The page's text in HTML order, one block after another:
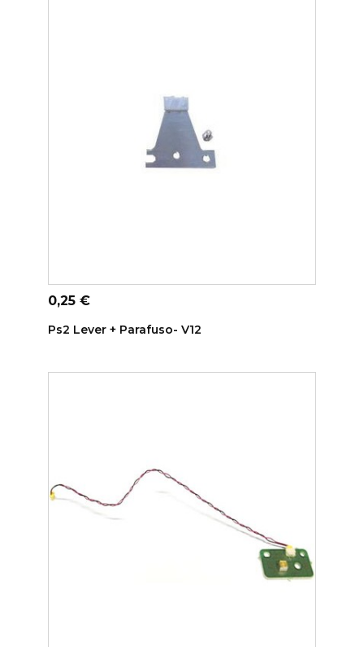
ADICIONAR AO CARRINHO
Preço
0,25 €
Ps2 Lever + Parafuso- V12